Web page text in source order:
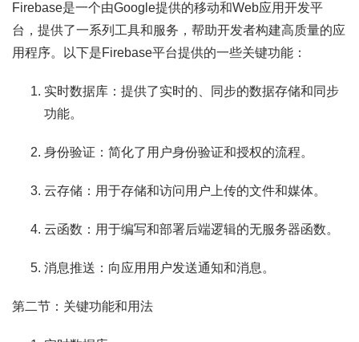
Firebase是一个由Google提供的移动和Web应用开发平
台，提供了一系列工具和服务，帮助开发者构建高质量的应
用程序。以下是Firebase平台提供的一些关键功能：
实时数据库：提供了实时的、同步的数据存储和同步
功能。
身份验证：简化了用户身份验证和授权的流程。
云存储：用于存储和访问用户上传的文件和媒体。
云函数：用于编写和部署后端逻辑的无服务器函数。
消息推送：向应用用户发送通知和消息。
第二节：关键功能和用法